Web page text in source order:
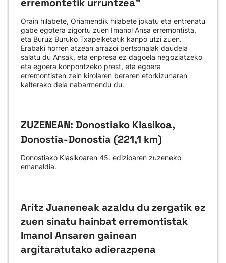
Orain hilabete, Oriamendik hilabete jokatu eta entrenatu
gabe egotera zigortu zuen Imanol Ansa erremontista,
eta Buruz Buruko Txapelketatik kanpo utzi zuen.
Erabaki horren atzean arrazoi pertsonalak daudela
salatu du Ansak, eta enpresa ez dagoela negoziatzeko
eta egoera konpontzeko prest, eta egoera
erremontisten zein kirolaren beraren etorkizunaren
kalterako dela nabarmendu du.
ZUZENEAN: Donostiako Klasikoa,
Donostia-Donostia (221,1 km)
Donostiako Klasikoaren 45. edizioaren zuzeneko
emanaldia.
Aritz Juaneneak azaldu du zergatik ez
zuen sinatu hainbat erremontistak
Imanol Ansaren gainean
argitaratutako adierazpena